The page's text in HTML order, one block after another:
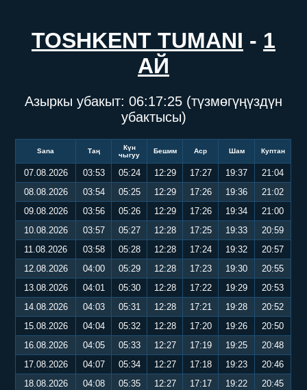
TOSHKENT TUMANI - 1
АЙ
Азыркы убакыт: 06:17:26 (түзмөгүңүздүн
убактысы)
Sana Таң
Күн
чыгуу
Бешим Аср Шам Куптан
07.08.2026 03:53 05:24 12:29 17:27 19:37
21:04
08.08.2026
03:54 05:25 12:29 17:26 19:36
21:02
09.08.2026
03:56 05:26 12:29 17:26 19:34
21:00
10.08.2026
03:57 05:27 12:28 17:25 19:33
20:59
11.08.2026
03:58 05:28 12:28 17:24 19:32
20:57
12.08.2026
04:00 05:29 12:28 17:23 19:30
20:55
13.08.2026
04:01 05:30 12:28 17:22 19:29
20:53
14.08.2026
04:03 05:31 12:28 17:21 19:28
20:52
15.08.2026
04:04 05:32 12:28 17:20 19:26
20:50
16.08.2026
04:05 05:33 12:27 17:19 19:25
20:48
17.08.2026
04:07 05:34 12:27 17:18 19:23
20:46
18.08.2026
04:08 05:35 12:27 17:17 19:22
20:45